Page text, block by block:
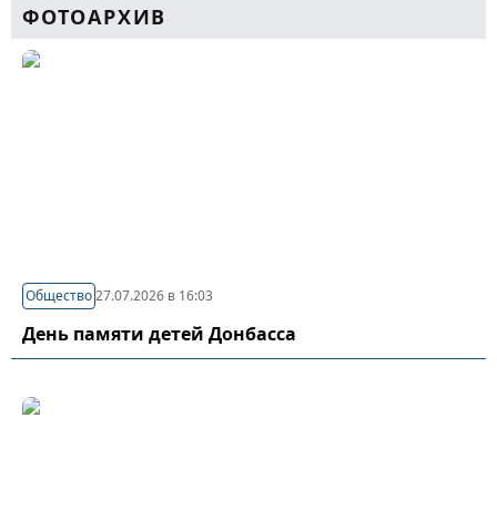
ФОТОАРХИВ
Общество27.07.2026 в 16:03
День памяти детей Донбасса